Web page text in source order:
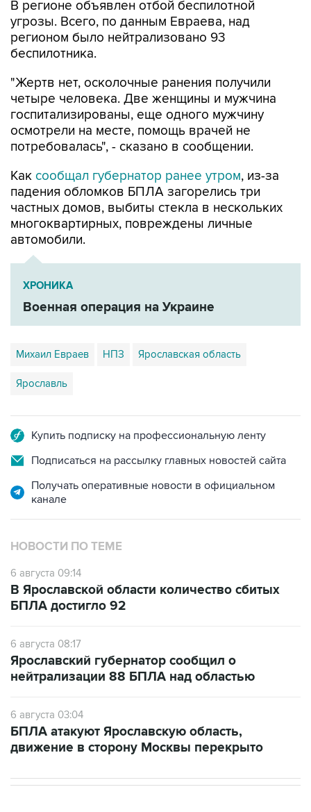
регионом было нейтрализовано 93
беспилотника.
"Жертв нет, осколочные ранения получили
госпитализированы, еще одного мужчину
осмотрели на месте, помощь врачей не
потребовалась", - сказано в сообщении.
Каксообщал губернатор ранее утром, из-за
частных домов, выбиты стекла в нескольких
многоквартирных, повреждены личные
автомобили.
ХРОНИКА
Военная операция на Украине
Михаил Евраев НПЗ Ярославская область
Ярославль
Подписаться на рассылку главных новостей сайта
Получать оперативные новости в официальном
НОВОСТИ ПО ТЕМЕ
6 августа 09:14
БПЛА достигло 92
6 августа 08:17
нейтрализации 88 БПЛА над областью
6 августа 03:04
движение в сторону Москвы перекрыто